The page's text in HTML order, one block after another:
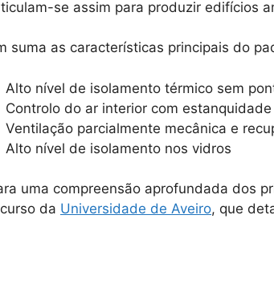
se assim para produzir edifícios
suma as características principais do
Alto nível de isolamento térmico sem
Controlo do ar interior com estanquidade
Ventilação parcialmente mecânica e
Alto nível de isolamento nos vidros
uma compreensão aprofundada dos
da Universidade de Aveiro, que